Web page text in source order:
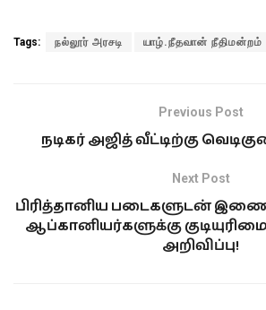
Tags: நல்லூர் அரசடி யாழ்.நீதவான் நீதிமன்றம்
Previous Post
நடிகர் அஜித் வீட்டிற்கு
Next Post
பிரித்தானிய படைகளுடன்
ஆப்கானியர்களுக்கு
அறிவிப்பு!